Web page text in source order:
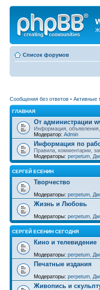
Список форумов
Сообщения без ответов • Активные
ГЛАВНАЯ
От администрации
Информация, объявления,
Модератор: Admin
Информация по
Правила, комментарии,
Модераторы: perpetum
СЕРГЕЙ ЕСЕНИН
Творчество
Модераторы: perpetum
Жизнь и Любовь
Модераторы: perpetum
СЕРГЕЙ ЕСЕНИН СЕГОДНЯ
Кино и телевидение
Модераторы: perpetum
Печатные издания
Модераторы: perpetum
Живопись и